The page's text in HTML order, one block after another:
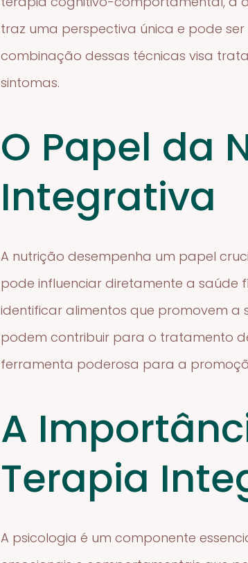
traz uma perspectiva única e pode
combinação dessas técnicas visa
sintomas.
O Papel da
Integrativa
A nutrição desempenha um papel
pode influenciar diretamente a saúde
identificar alimentos que promovem a
podem contribuir para o tratamento
ferramenta poderosa para a
A
Terapia
A psicologia é um componente